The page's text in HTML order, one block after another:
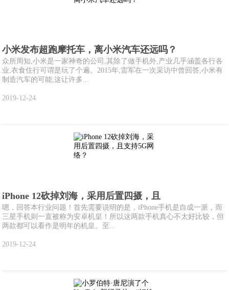
小米发布超跑摩托车，离小米汽车还远吗？
众所周知,小米是一家神奇的公司,其除了做手机外,产业几乎涵盖各行各
业,衣食住行可谓是玩了个遍。2015年,雷军在一次采访中曾回答,小米有
制造汽车的可能,这让许多...
2019-12-24
iPhone 12砍掉刘海，采用后置四摄，且
嗯，回答本行业问题！首先需要说明的是，iPhone手机是自成一派，而
三星手机则一直被称为安卓机皇！所以这两款手机真心不太好比较，但
两款都可以看作是明年的机皇。至...
2019-12-24